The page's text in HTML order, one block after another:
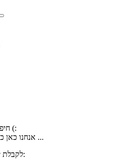
חיפשת ביטוח נסיעות לחו"ל באנגלית (:
אנחנו כאן כדי לתת לכם את כל האינפורמציה ...
לקבלת ייעוץ חינם, מלאו את הטופס הבא: